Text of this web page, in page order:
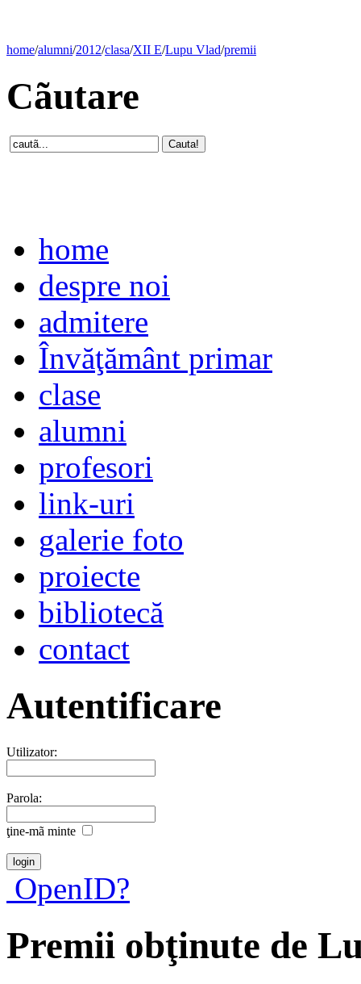
home/alumni/2012/clasa/XII E/Lupu Vlad/premii
Cãutare
home
despre noi
admitere
Învăţământ primar
clase
alumni
profesori
link-uri
galerie foto
proiecte
bibliotecă
contact
Autentificare
Utilizator:
Parola:
ţine-mã minte
OpenID?
Premii obţinute de